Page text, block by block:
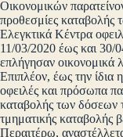
Οικονομικών
προθεσμίες καταβολής
Ελεγκτικά Κέντρα
11/03/2020 έως και 30/
επλήγησαν οικονομικά
Επιπλέον, έως την ίδια
οφειλές και πρόσωπα
καταβολής των δόσεων
τμηματικής καταβολής
Περαιτέρω,